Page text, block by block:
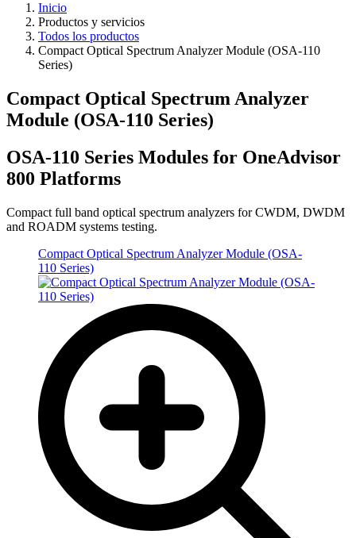
Inicio
Productos y servicios
Todos los productos
Compact Optical Spectrum Analyzer Module (OSA-110
Series)
Compact Optical Spectrum Analyzer
Module (OSA-110 Series)
OSA-110 Series Modules for OneAdvisor
800 Platforms
Compact full band optical spectrum analyzers for CWDM, DWDM
and ROADM systems testing.
Compact Optical Spectrum Analyzer Module (OSA-
110 Series)